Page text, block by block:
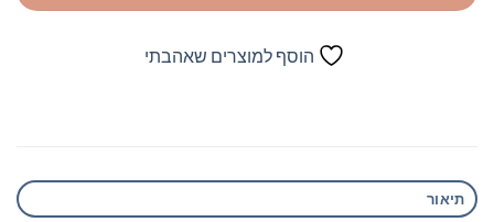
הוסף למוצרים שאהבתי
תיאור